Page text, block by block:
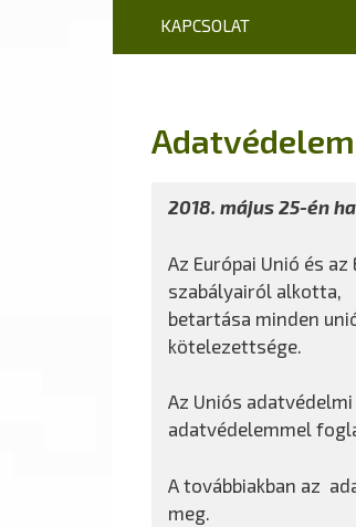
KAPCSOLAT
Adatvédelem
2018. május 25-én
Az Európai Unió és
szabályairól alkotta,
betartása minden
kötelezettsége.
Az Uniós
adatvédelemmel
A továbbiakban az
meg.